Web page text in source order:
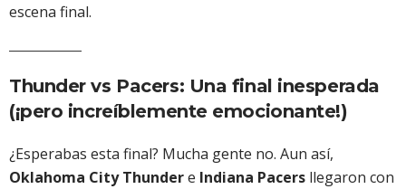
escena final.
Thunder vs Pacers: Una final inesperada
(¡pero increíblemente emocionante!)
¿Esperabas esta final? Mucha gente no. Aun así,
Oklahoma City Thundere Indiana Pacers llegaron con